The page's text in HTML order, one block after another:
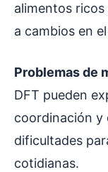
alimentos
a cambios en
Problemas de
DFT pueden
coordinación y
dificultades
cotidianas.